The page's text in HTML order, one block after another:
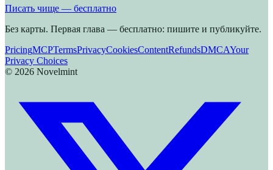
Писать чище — бесплатно
Без карты. Первая глава — бесплатно: пишите и публикуйте.
PricingMCPTermsPrivacyCookiesContentRefundsDMCAYour
Privacy Choices
© 2026 Novelmint